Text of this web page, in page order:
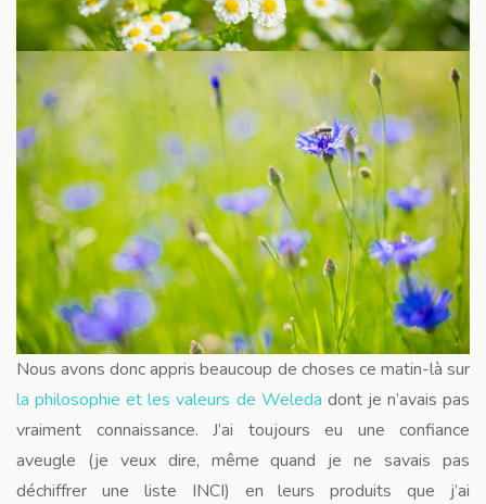
Nous avons donc appris beaucoup de choses ce matin-là sur
la philosophie et les valeurs de Weleda dont je n’avais pas
vraiment connaissance. J’ai toujours eu une confiance
aveugle (je veux dire, même quand je ne savais pas
déchiffrer une liste INCI) en leurs produits que j’ai